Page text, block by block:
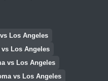
Los Angeles
vs Los Angeles
vs Los Angeles
vs Los Angeles